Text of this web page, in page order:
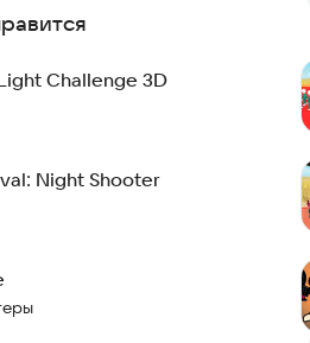
Challenge 3D
Night Shooter